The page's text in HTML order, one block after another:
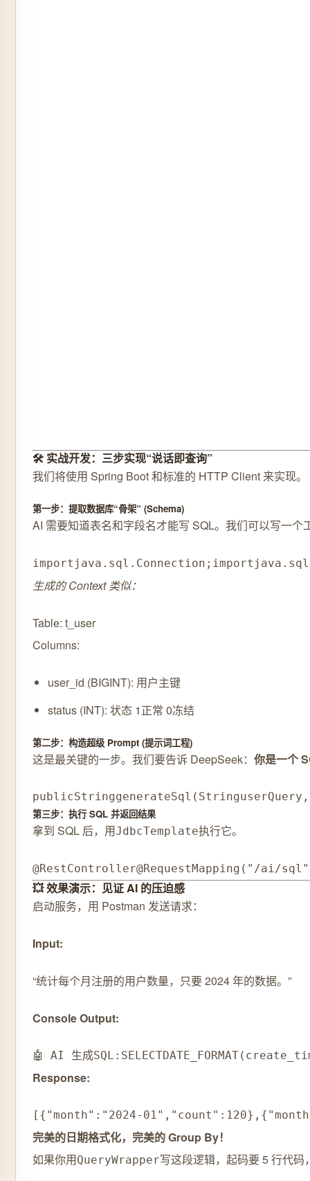
🛠️ 实战开发：三步实现“说话即查询”
我们将使用 Spring Boot 和标准的 HTTP Client 来实现。
第一步：提取数据库“骨架” (Schema)
AI 需要知道表名和字段名才能写 SQL。我们可以写一个
import java . sql . Connection ; import java . sql
生成的 Context 类似：
Table: t_user
Columns:
user_id (BIGINT): 用户主键
status (INT): 状态 1正常 0冻结
第二步：构造超级 Prompt (提示词工程)
这是最关键的一步。我们要告诉 DeepSeek： 你是一个
publicStringgenerateSql ( StringuserQuery ,
第三步：执行 SQL 并返回结果
拿到 SQL 后，用JdbcTemplate执行它。
@RestController@RequestMapping ( "/ai/sql"
💥 效果演示：见证 AI 的压迫感
启动服务，用 Postman 发送请求：
Input:
“统计每个月注册的用户数量，只要 2024 年的数据。”
Console Output:
🤖 AI 生成SQL : SELECTDATE_FORMAT(
Response:
[ { "month" : "2024-01" , "count" : 120} , {
完美的日期格式化，完美的 Group By！
如果你用QueryWrapper写这段逻辑，起码要 5 行代码